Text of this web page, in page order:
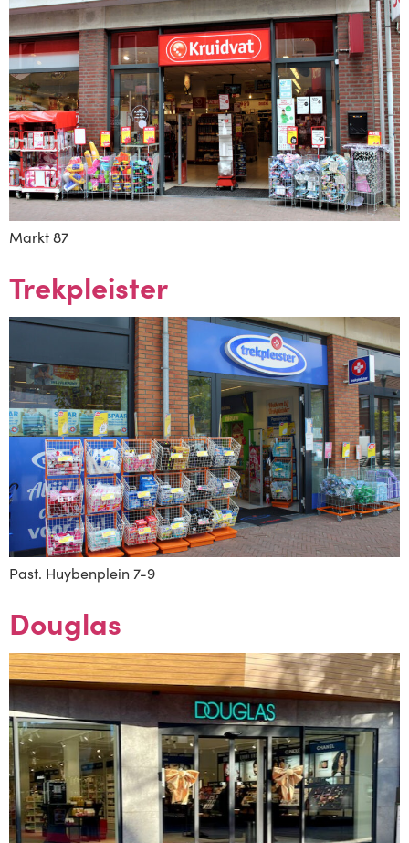
Markt 87
Trekpleister
Past. Huybenplein 7-9
Douglas